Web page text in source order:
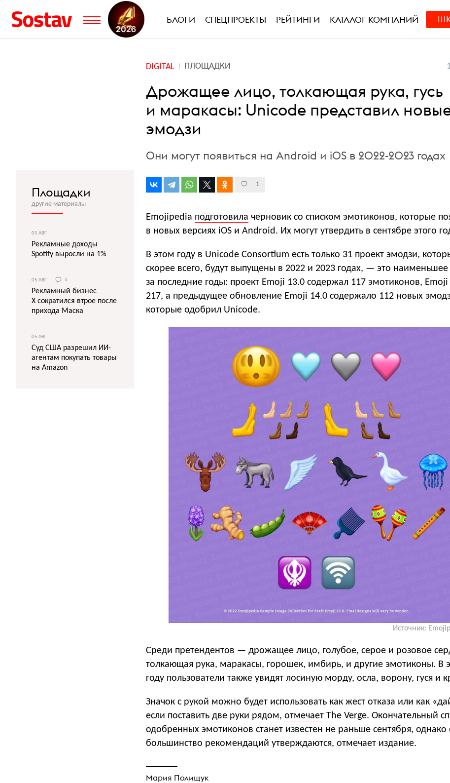
БЛОГИ СПЕЦПРОЕКТЫ РЕЙТИНГИ КАТАЛОГ КОМПАНИЙ
DIGITAL ПЛОЩАДКИ
Дрожащее лицо, толкающая рука, гусь
и маракасы: Unicode представил
эмодзи
Они могут появиться на Android и iOS в 2022-2023 годах
1
Emojipedia подготовила черновик со списком эмотиконов, которые
в новых версиях iOS и Android. Их могут утвердить в сентябре этого
В этом году в Unicode Consortium есть только 31 проект эмодзи,
скорее всего, будут выпущены в 2022 и 2023 годах, — это наименьшее
за последние годы: проект Emoji 13.0 содержал 117 эмотиконов,
217, а предыдущее обновление Emoji 14.0 содержало 112 новых
которые одобрил Unicode.
Источник:
Среди претендентов — дрожащее лицо, голубое, серое и розовое
толкающая рука, маракасы, горошек, имбирь, и другие эмотиконы. В
году пользователи также увидят лосиную морду, осла, ворону, гуся и
Значок с рукой можно будет использовать как жест отказа или как
если поставить две руки рядом, отмечает The Verge. Окончательный
одобренных эмотиконов станет известен не раньше сентября,
большинство рекомендаций утверждаются, отмечает издание.
Мария Полищук
Площадки
другие материалы
05 АВГ
Рекламные доходы
Spotify выросли на 1%
05 АВГ 4
Рекламный бизнес
X сократился втрое после
прихода Маска
05 АВГ
Суд США разрешил ИИ-
агентам покупать товары
на Amazon